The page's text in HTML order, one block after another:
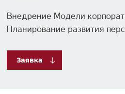
Внедрение Модели
Планирование развития
Заявка